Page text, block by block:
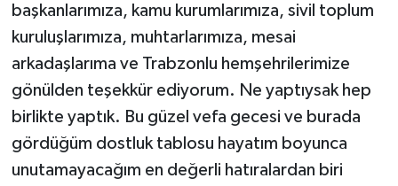
başkanlarımıza, kamu kurumlarımıza, sivil toplum
kuruluşlarımıza, muhtarlarımıza, mesai
arkadaşlarıma ve Trabzonlu hemşehrilerimize
gönülden teşekkür ediyorum. Ne yaptıysak hep
birlikte yaptık. Bu güzel vefa gecesi ve burada
gördüğüm dostluk tablosu hayatım boyunca
unutamayacağım en değerli hatıralardan biri